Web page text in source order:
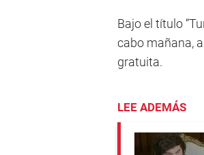
Bajo el título
cabo mañana,
gratuita.
LEE ADEMÁS